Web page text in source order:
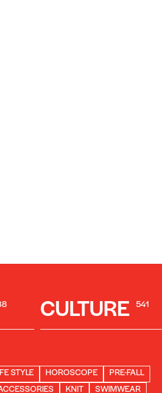
CULTURE 541
STYLE HOROSCOPE
PRE-FALL
KNIT
SWIMWEAR